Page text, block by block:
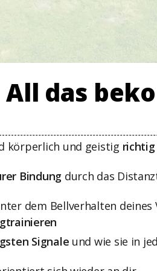
All das
körperlich und geistig
Bindung durch das
dem Bellverhalten deines
Signale und wie sie in